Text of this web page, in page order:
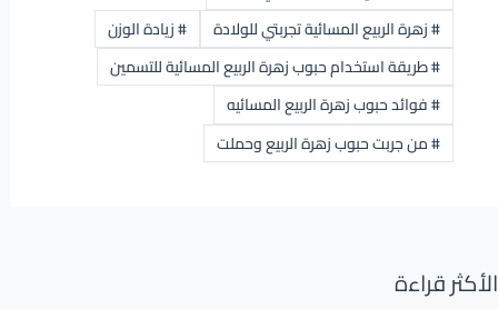
#زهرة الربيع المسائية تجربتي للولادة #زيادة الوزن
#طريقة استخدام حبوب زهرة الربيع المسائية للتسمين
#فوائد حبوب زهرة الربيع المسائيه
#من جربت حبوب زهرة الربيع وحملت
الأكثر قراءة